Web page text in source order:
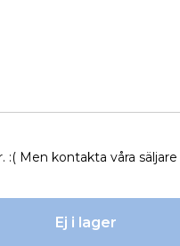
Men kontakta våra säljare
Ej i lager